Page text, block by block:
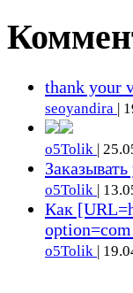
thank your
seoyandira |
o5Tolik |
o5Tolik |
Как
option=com_
o5Tolik |